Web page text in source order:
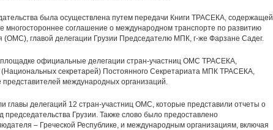
была осуществлена путем передачи Книги ТРАСЕКА, содержащей
многостороннее соглашение о международном транспорте по развитию
(ОМС), главой делегации Грузии Председателю МПК, г-же Фарзане Садег.
официальные делегации стран-участниц ОМС ТРАСЕКА,
секретарей) Постоянного Секретариата МПК ТРАСЕКА,
международных организаций.
главы делегаций 12 стран-участниц ОМС, которые представили отчеты о
Грузии. Также слово было предоставлено
– Греческой Республике, и международным организациям, включая